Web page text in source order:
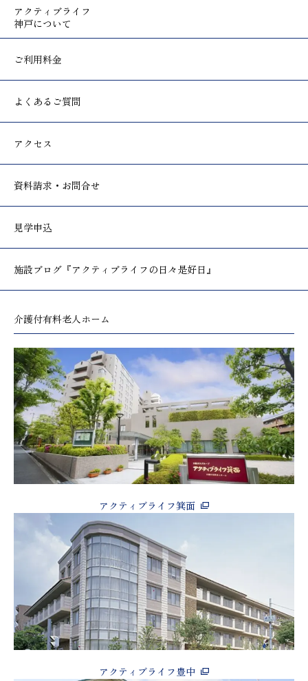
アクティブライフ
神戸について
ご利用料金
よくあるご質問
アクセス
資料請求・お問合せ
見学申込
施設ブログ 『アクティブライフの日々是好日』
介護付有料老人ホーム
アクティブライフ箕面
アクティブライフ豊中